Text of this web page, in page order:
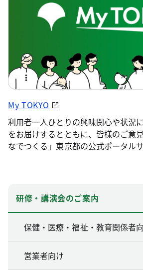
My TOKYO
利用者一人ひとりの興味関心や状況
をお届けするとともに、皆様のご意
なでつくる」東京都の公式ポータルサ
研修・講演会のご案内
保健・医療・福祉・教育関係者
営業者向け